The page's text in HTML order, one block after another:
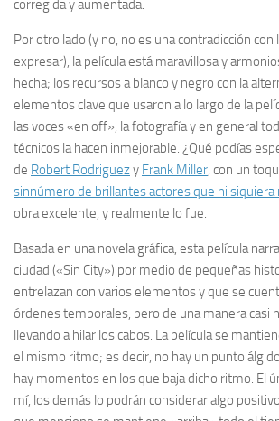
corregida y aumentada.
Por otro lado (y no, no es una contradicción con
expresar), la película está maravillosa y
hecha; los recursos a blanco y negro con la
elementos clave que usaron a lo largo de la
las voces «en off», la fotografía y en general
técnicos la hacen inmejorable. ¿Qué podías
de Robert Rodriguezy Frank Miller, con un
sinnúmero de brillantes actores que ni siquiera
obra excelente, y realmente lo fue.
Basada en una novela gráfica, esta película
ciudad («Sin City») por medio de pequeñas
entrelazan con varios elementos y que se
órdenes temporales, pero de una manera casi
llevando a hilar los cabos. La película se
el mismo ritmo; es decir, no hay un punto
hay momentos en los que baja dicho ritmo. El
mí, los demás lo podrán considerar algo